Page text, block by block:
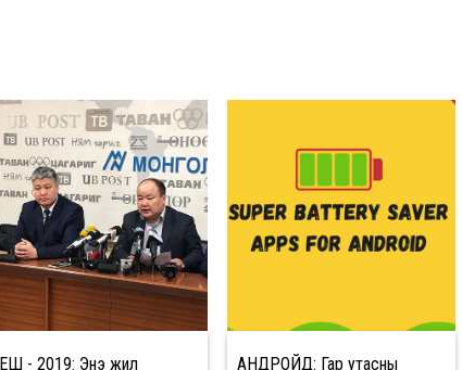
- 2019: Энэ жил АНДРОЙД: Гар утасны